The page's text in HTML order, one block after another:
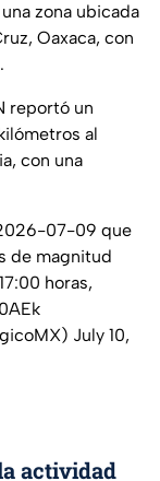
zona ubicada
Oaxaca, con
reportó un
al
con una
07-09 que
de magnitud
horas,
July 10,
actividad